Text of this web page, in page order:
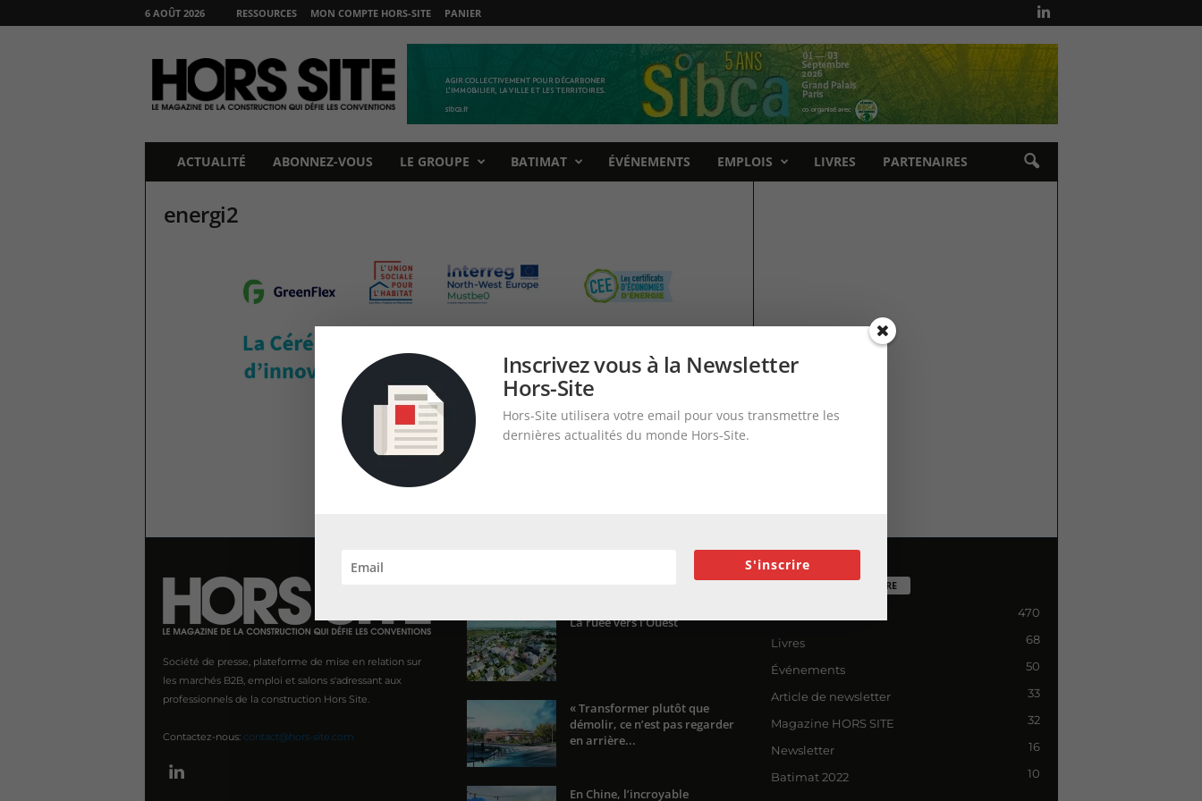
6 AOÛT 2026 RESSOURCES MON COMPTE HORS-SITE PANIER
O
ACTUALITÉ ABONNEZ-VOUS LE GROUPE BATIMAT ÉVÉNEMENTS EMPLOIS LIVRES PARTENAIRES
energi2
Société de presse, plateforme de mise en relation sur
les marchés B2B, emploi et salons s'adressant aux
professionnels de la construction Hors Site.
Contactez-nous: contact@hors-site.com
La ruée vers l’Ouest
« Transformer plutôt que
démolir, ce n’est pas regarder
en arrière...
En Chine, l’incroyable
CATÉGORIE POPULAIRE
470
Livres 68
Événements 50
Article de newsletter 33
Magazine HORS SITE 32
Newsletter 16
Batimat 2022 10
Inscrivez vous à la Newsletter
Hors-Site
Hors-Site utilisera votre email pour vous transmettre les
dernières actualités du monde Hors-Site.
S'inscrire